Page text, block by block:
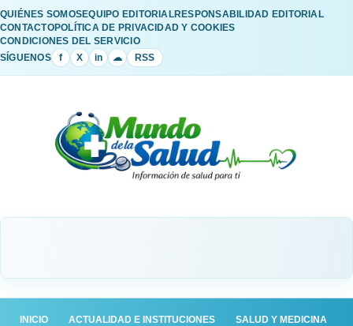
QUIÉNES SOMOSEQUIPO EDITORIALRESPONSABILIDAD EDITORIAL
CONTACTOPOLÍTICA DE PRIVACIDAD Y COOKIES
CONDICIONES DEL SERVICIO
SÍGUENOS
f X in ☁ RSS
INICIO ACTUALIDAD E INSTITUCIONES SALUD Y MEDICINA